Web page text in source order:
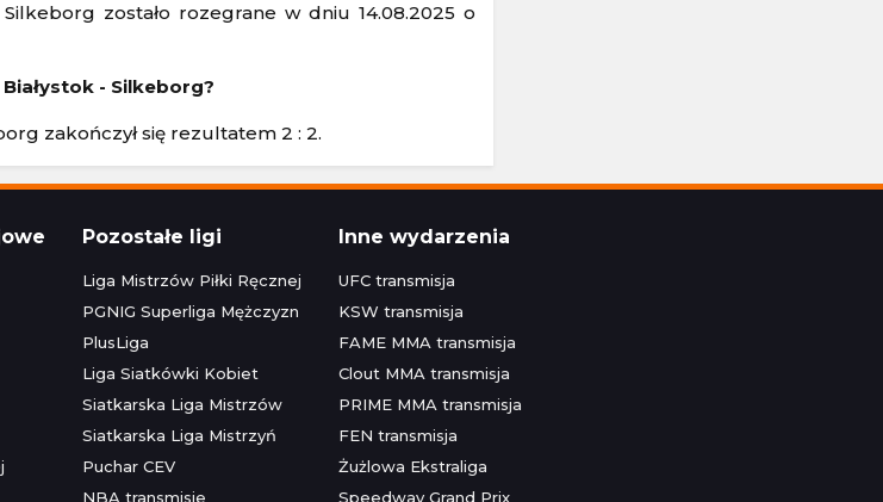
zostało rozegrane w dniu 14.08.2025 o
- Silkeborg?
zakończył się rezultatem 2 : 2.
Pozostałe ligi
Liga Mistrzów Piłki Ręcznej
PGNIG Superliga Mężczyzn
PlusLiga
Liga Siatkówki Kobiet
Siatkarska Liga Mistrzów
Siatkarska Liga Mistrzyń
Puchar CEV
NBA transmisje
Inne wydarzenia
UFC transmisja
KSW transmisja
FAME MMA transmisja
Clout MMA transmisja
PRIME MMA transmisja
FEN transmisja
Żużlowa Ekstraliga
Speedway Grand Prix